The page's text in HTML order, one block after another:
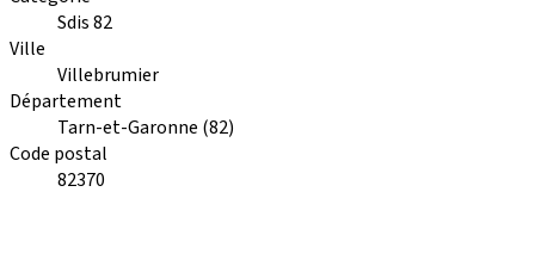
Sdis 82
Ville
Villebrumier
Département
Tarn-et-Garonne (82)
Code postal
82370